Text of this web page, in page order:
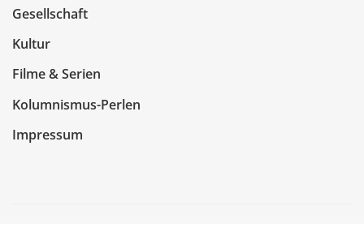
Gesellschaft
Kultur
Filme & Serien
Kolumnismus-Perlen
Impressum